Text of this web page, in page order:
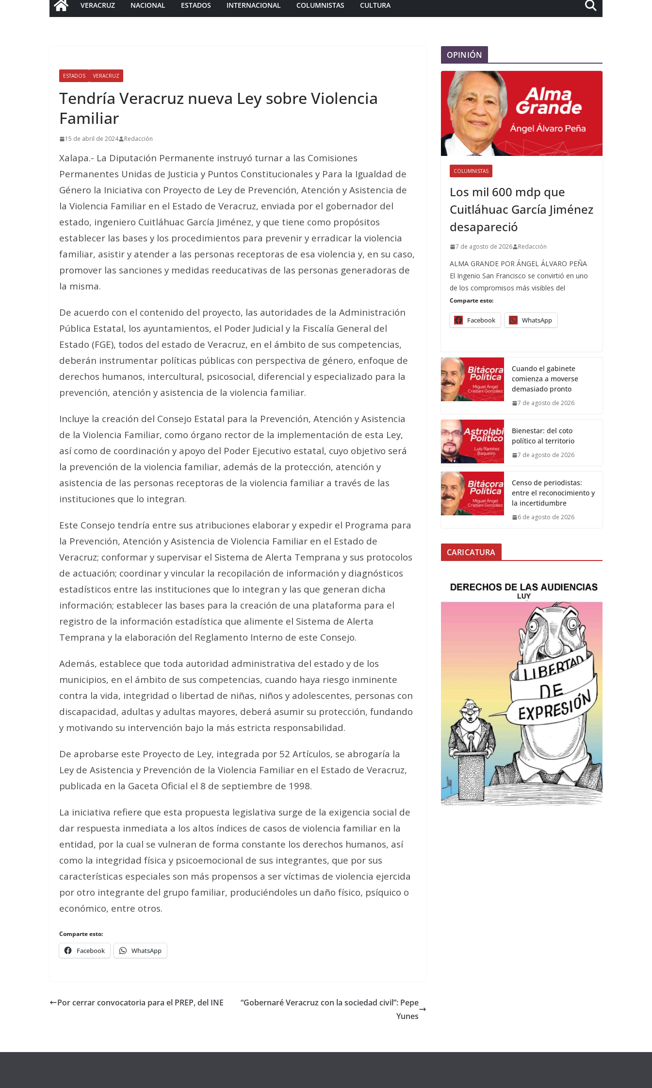
VERACRUZ NACIONAL ESTADOS INTERNACIONAL COLUMNISTAS CULTURA
ESTADOS VERACRUZ
Tendría Veracruz nueva Ley sobre Violencia
Familiar
15 de abril de 2024 Redacción
Xalapa.- La Diputación Permanente instruyó turnar a las Comisiones
Permanentes Unidas de Justicia y Puntos Constitucionales y Para la Igualdad de
Género la Iniciativa con Proyecto de Ley de Prevención, Atención y Asistencia de
la Violencia Familiar en el Estado de Veracruz, enviada por el gobernador del
estado, ingeniero Cuitláhuac García Jiménez, y que tiene como propósitos
establecer las bases y los procedimientos para prevenir y erradicar la violencia
familiar, asistir y atender a las personas receptoras de esa violencia y, en su caso,
promover las sanciones y medidas reeducativas de las personas generadoras de
la misma.
De acuerdo con el contenido del proyecto, las autoridades de la Administración
Pública Estatal, los ayuntamientos, el Poder Judicial y la Fiscalía General del
Estado (FGE), todos del estado de Veracruz, en el ámbito de sus competencias,
deberán instrumentar políticas públicas con perspectiva de género, enfoque de
derechos humanos, intercultural, psicosocial, diferencial y especializado para la
prevención, atención y asistencia de la violencia familiar.
Incluye la creación del Consejo Estatal para la Prevención, Atención y Asistencia
de la Violencia Familiar, como órgano rector de la implementación de esta Ley,
así como de coordinación y apoyo del Poder Ejecutivo estatal, cuyo objetivo será
la prevención de la violencia familiar, además de la protección, atención y
asistencia de las personas receptoras de la violencia familiar a través de las
instituciones que lo integran.
Este Consejo tendría entre sus atribuciones elaborar y expedir el Programa para
la Prevención, Atención y Asistencia de Violencia Familiar en el Estado de
Veracruz; conformar y supervisar el Sistema de Alerta Temprana y sus protocolos
de actuación; coordinar y vincular la recopilación de información y diagnósticos
estadísticos entre las instituciones que lo integran y las que generan dicha
información; establecer las bases para la creación de una plataforma para el
registro de la información estadística que alimente el Sistema de Alerta
Temprana y la elaboración del Reglamento Interno de este Consejo.
Además, establece que toda autoridad administrativa del estado y de los
municipios, en el ámbito de sus competencias, cuando haya riesgo inminente
contra la vida, integridad o libertad de niñas, niños y adolescentes, personas con
discapacidad, adultas y adultas mayores, deberá asumir su protección, fundando
y motivando su intervención bajo la más estricta responsabilidad.
De aprobarse este Proyecto de Ley, integrada por 52 Artículos, se abrogaría la
Ley de Asistencia y Prevención de la Violencia Familiar en el Estado de Veracruz,
publicada en la Gaceta Oficial el 8 de septiembre de 1998.
La iniciativa refiere que esta propuesta legislativa surge de la exigencia social de
dar respuesta inmediata a los altos índices de casos de violencia familiar en la
entidad, por la cual se vulneran de forma constante los derechos humanos, así
como la integridad física y psicoemocional de sus integrantes, que por sus
características especiales son más propensos a ser víctimas de violencia ejercida
por otro integrante del grupo familiar, produciéndoles un daño físico, psíquico o
económico, entre otros.
Comparte esto:
Facebook WhatsApp
Por cerrar convocatoria para el PREP, del INE
“Gobernaré Veracruz con la sociedad civil”: Pepe
Yunes
OPINIÓN
COLUMNISTAS
Los mil 600 mdp que
Cuitláhuac García Jiménez
desapareció
7 de agosto de 2026 Redacción
ALMA GRANDE POR ÁNGEL ÁLVARO PEÑA
El Ingenio San Francisco se convirtió en uno
de los compromisos más visibles del
Comparte esto:
Facebook WhatsApp
Cuando el gabinete
comienza a moverse
demasiado pronto
7 de agosto de 2026
Bienestar: del coto
político al territorio
7 de agosto de 2026
Censo de periodistas:
entre el reconocimiento y
la incertidumbre
6 de agosto de 2026
CARICATURA